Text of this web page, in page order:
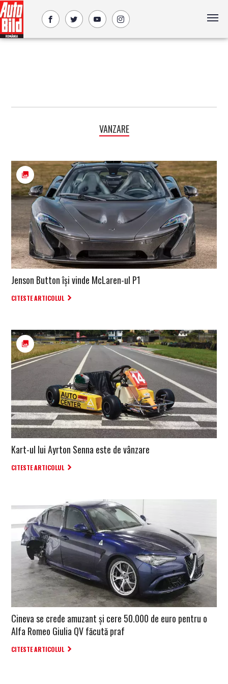
VANZARE
Jenson Button își vinde McLaren-ul P1
CITESTE ARTICOLUL
Kart-ul lui Ayrton Senna este de vânzare
CITESTE ARTICOLUL
Cineva se crede amuzant și cere 50.000 de euro pentru o
Alfa Romeo Giulia QV făcută praf
CITESTE ARTICOLUL